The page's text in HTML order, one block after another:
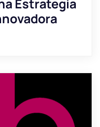
Estrategia